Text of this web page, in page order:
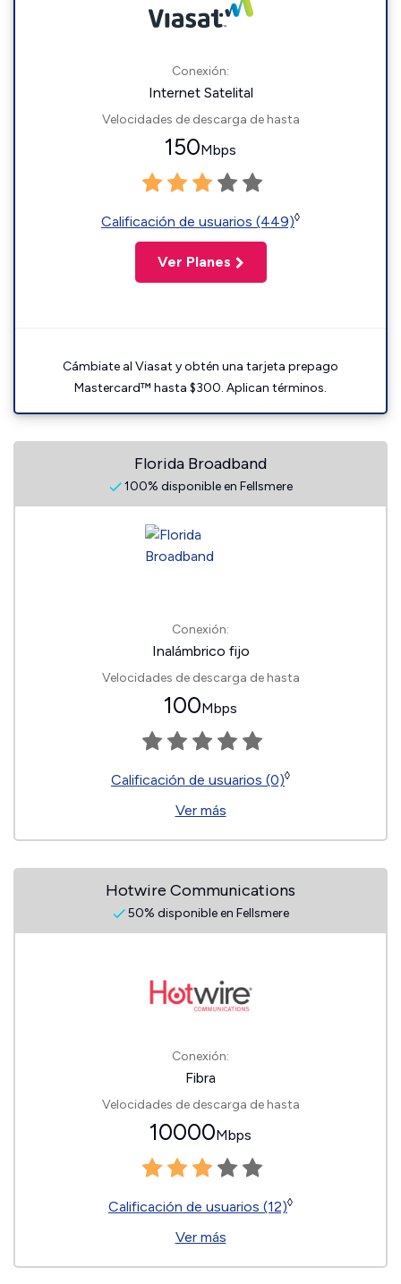
Conexión:
Internet Satelital
Velocidades de descarga de hasta
150Mbps
Calificación de usuarios (449)◊
Ver Planes
Cámbiate al Viasat y obtén una tarjeta prepago
Mastercard™ hasta $300. Aplican términos.
Florida Broadband
100% disponible en Fellsmere
Conexión:
Inalámbrico fijo
Velocidades de descarga de hasta
100Mbps
Calificación de usuarios (0)◊
Ver más
Hotwire Communications
50% disponible en Fellsmere
Conexión:
Fibra
Velocidades de descarga de hasta
10000Mbps
Calificación de usuarios (12)◊
Ver más